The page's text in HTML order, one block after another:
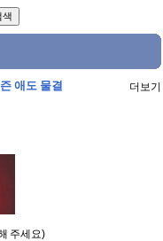
애도 물결 더보기
주세요)